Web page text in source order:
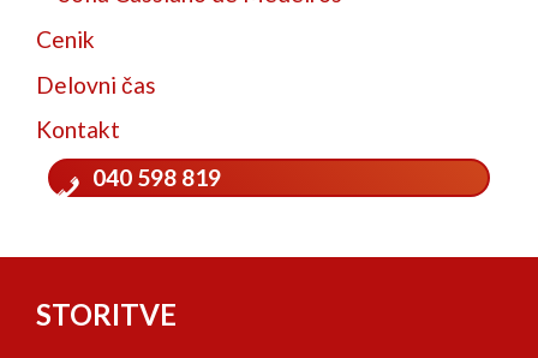
Cenik
Delovni čas
Kontakt
040 598 819
STORITVE